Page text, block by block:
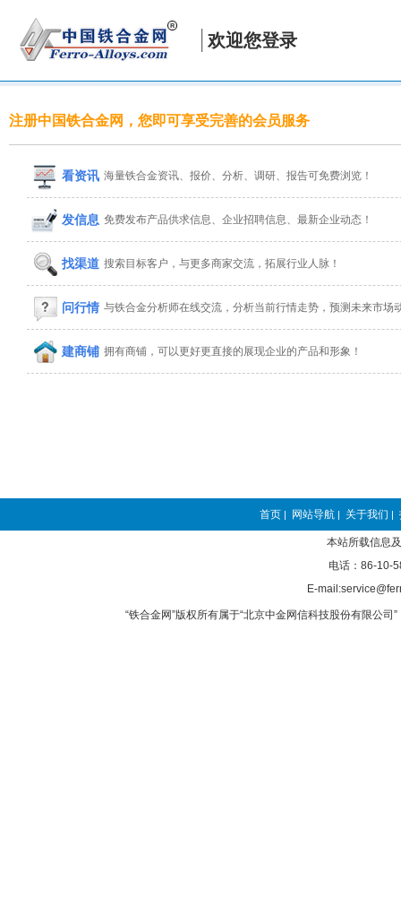
欢迎您登录
注册中国铁合金网，您即可享受完善的会员服务
看资讯 海量铁合金资讯、报价、分析、调研、报告可免费浏览！
发信息 免费发布产品供求信息、企业招聘信息、最新企业动态！
找渠道 搜索目标客户，与更多商家交流，拓展行业人脉！
问行情 与铁合金分析师在线交流，分析当前行情走势，预测未来市场
建商铺 拥有商铺，可以更好更直接的展现企业的产品和形象！
首页 | 网站导航 | 关于我们 |
本站所载信息
电话：86-10-
E-
“铁合金网”版权所有属于“北京中金网信科技股份有限公司